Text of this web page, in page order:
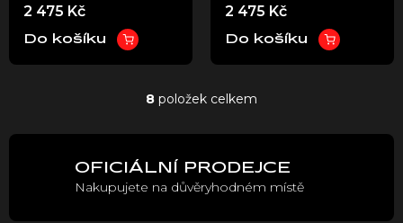
VARG
2 475 Kč
Do košíku
VARG
2 475 Kč
Do košíku
O
d
a
8 položek celkem
OFICIÁLNÍ PRODEJCE
Nakupujete na důvěryhodném místě